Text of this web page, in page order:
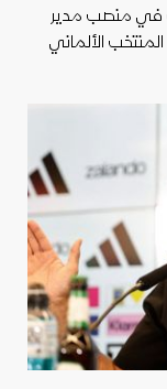
في منصب مدير
الألماني